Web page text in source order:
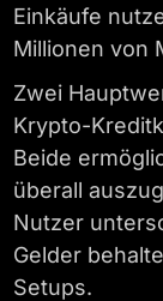
Einkäufe
Millionen von
Zwei
Krypto-
Beide
überall
Nutzer
Gelder
Setups.